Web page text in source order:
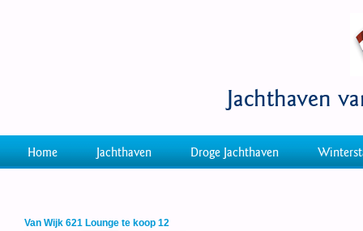
Jachthaven
Home Jachthaven Droge Jachthaven
Van Wijk 621 Lounge te koop 12